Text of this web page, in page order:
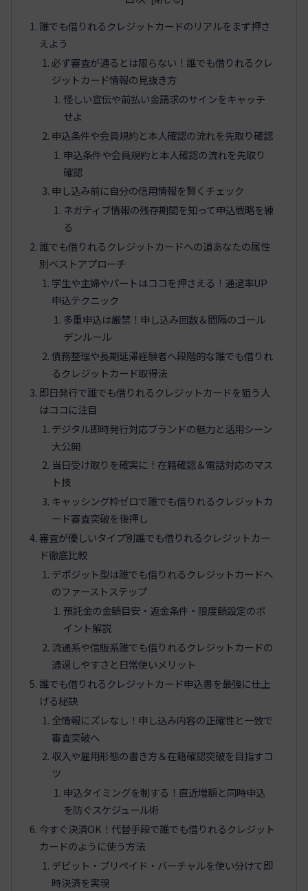
誰でも借りれるクレジットカードのリアルをまず押さ
えよう
必ず審査が通るとは限らない！誰でも借りれるクレ
ジットカード情報の見抜き方
怪しい宣伝や前払い金請求のサインをキャッチ
せよ
申込条件や会員規約と本人確認の流れを先取り確認
申込条件や会員規約と本人確認の流れを先取り
確認
申し込み前に自分の信用情報を賢くチェック
ネガティブ情報の残存期間を知って申込戦略を練
る
誰でも借りれるクレジットカードへの道あなたの属性
別ベストアプローチ
学生や主婦やパートはココを押さえる！通過率UP
申込テクニック
多重申込は厳禁！申し込み回数＆間隔のゴール
デンルール
債務整理や長期延滞経験者へ段階的な誰でも借りれ
るクレジットカード取得法
即日発行で誰でも借りれるクレジットカードを狙う人
はココに注目
デジタル即時発行対応ブランドの魅力と活用シーン
大公開
当日受け取りを確実に！在籍確認＆電話対応のマス
ト技
キャッシング枠ゼロで誰でも借りれるクレジットカ
ード審査突破を後押し
審査が優しいタイプ別誰でも借りれるクレジットカー
ド徹底比較
デポジット型は誰でも借りれるクレジットカードへ
のファーストステップ
預託金の金額目安・返金条件・限度額設定のポ
イント解説
流通系や信販系誰でも借りれるクレジットカードの
通過しやすさと日常使いメリット
誰でも借りれるクレジットカード申込書を最強に仕上
げる秘訣
全情報にズレなし！申し込み内容の正確性と一致で
審査突破へ
収入や雇用形態の書き方＆在籍確認突破を目指すコ
ツ
申込タイミングを制する！直近増額と同時申込
を防ぐスケジュール術
今すぐ決済OK！代替手段で誰でも借りれるクレジット
カードのように使う方法
デビット・プリペイド・バーチャルを使い分けて即
時決済を実現